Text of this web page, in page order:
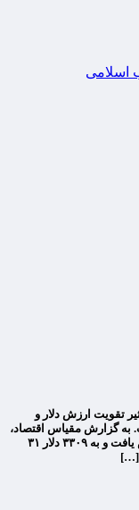
اسلامی
تقویت ارزش دلار و
به گزارش مقیاس اقتصاد،
بهای هر اونس طلا برای تحویل فوری، ۰.۳ درصد کاهش یافت و به ۳۳۰۹ دلار ۳۱